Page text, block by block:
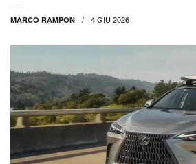
MARCO RAMPON 4 GIU 2026